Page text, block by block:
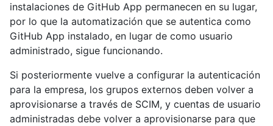
instalaciones de GitHub App permanecen en su lugar,
por lo que la automatización que se autentica como
GitHub App instalado, en lugar de como usuario
administrado, sigue funcionando.
Si posteriormente vuelve a configurar la autenticación
para la empresa, los grupos externos deben volver a
aprovisionarse a través de SCIM, y cuentas de usuario
administradas debe volver a aprovisionarse para que